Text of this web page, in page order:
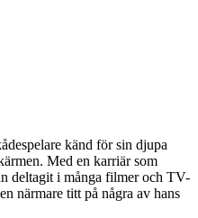
känd för sin djupa
Med en karriär som
deltagit i många filmer och TV-
närmare titt på några av hans